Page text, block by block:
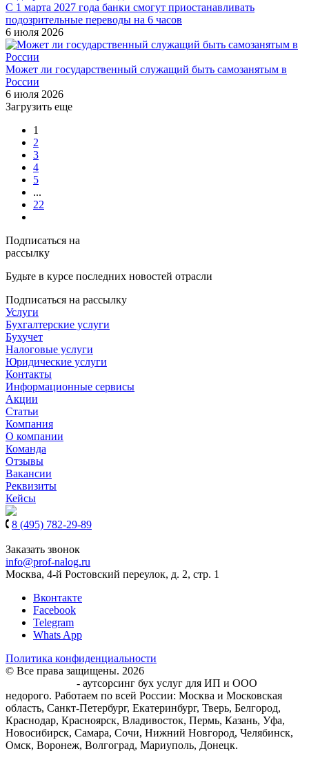
С 1 марта 2027 года банки смогут приостанавливать
подозрительные переводы на 6 часов
6 июля 2026
Может ли государственный служащий быть самозанятым в
России
6 июля 2026
Загрузить еще
1
2
3
4
5
...
22
Подписаться на
рассылку
Будьте в курсе последних новостей отрасли
Подписаться на рассылку
Услуги
Бухгалтерские услуги
Бухучет
Налоговые услуги
Юридические услуги
Контакты
Информационные сервисы
Акции
Статьи
Компания
О компании
Команда
Отзывы
Вакансии
Реквизиты
Кейсы
8 (495) 782-29-89
Заказать звонок
info@prof-nalog.ru
Москва, 4-й Ростовский переулок, д. 2, стр. 1
Вконтакте
Facebook
Telegram
Whats App
Политика конфиденциальности
© Все права защищены. 2026
- аутсорсинг бух услуг для ИП и ООО
недорого. Работаем по всей России: Москва и Московская
область, Санкт-Петербург, Екатеринбург, Тверь, Белгород,
Краснодар, Красноярск, Владивосток, Пермь, Казань, Уфа,
Новосибирск, Самара, Сочи, Нижний Новгород, Челябинск,
Омск, Воронеж, Волгоград, Мариуполь, Донецк.